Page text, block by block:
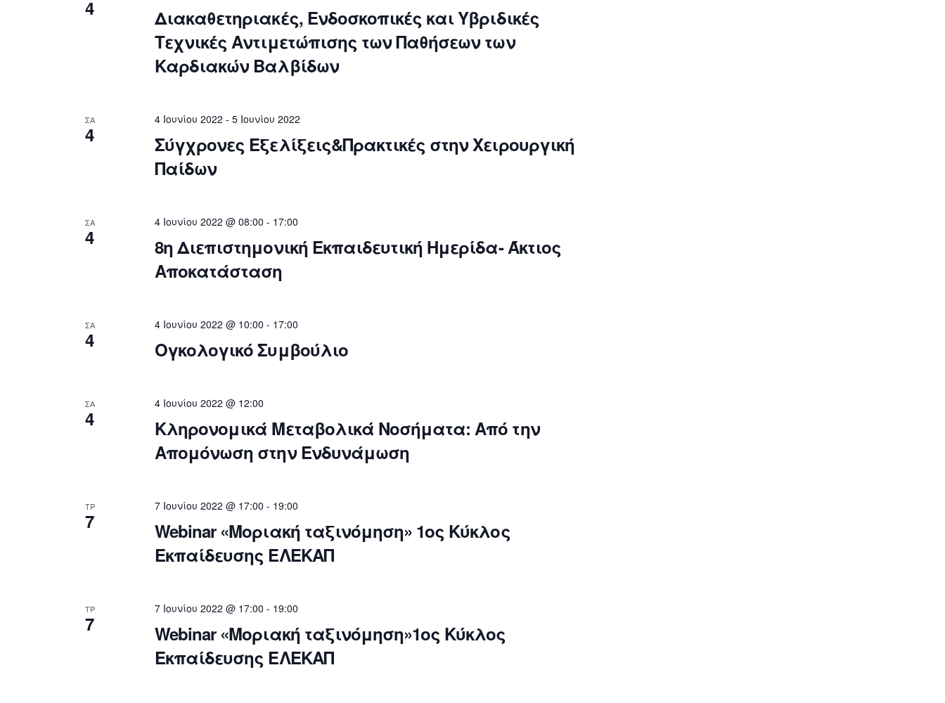
e
4
Διακαθετηριακές, Ενδοσκοπικές και Υβριδικές
Τεχνικές Αντιμετώπισης των Παθήσεων των
Καρδιακών Βαλβίδων
ΣΑ
4
Σύγχρονες Εξελίξεις&Πρακτικές στην Χειρουργική
Παίδων
4 Ιουνίου 2022 - 5 Ιουνίου 2022
ΣΑ
4
8η Διεπιστημονική Εκπαιδευτική Ημερίδα- Άκτιος
Αποκατάσταση
4 Ιουνίου 2022 @ 08:00 - 17:00
ΣΑ
4 Ογκολογικό Συμβούλιο
4 Ιουνίου 2022 @ 10:00 - 17:00
ΣΑ
4
Κληρονομικά Μεταβολικά Νοσήματα: Από την
Απομόνωση στην Ενδυνάμωση
4 Ιουνίου 2022 @ 12:00
ΤΡ
7
Webinar «Μοριακή ταξινόμηση» 1ος Κύκλος
Εκπαίδευσης ΕΛΕΚΑΠ
7 Ιουνίου 2022 @ 17:00 - 19:00
ΤΡ
7
Webinar «Μοριακή ταξινόμηση»1ος Κύκλος
Εκπαίδευσης ΕΛΕΚΑΠ
7 Ιουνίου 2022 @ 17:00 - 19:00